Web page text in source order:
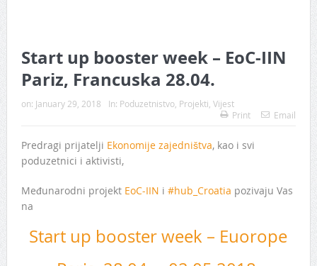
Start up booster week – EoC-IIN
Pariz, Francuska 28.04.
on: January 29, 2018 In: Poduzetnistvo, Projekti, Vijest
Print
Email
Predragi prijatelji Ekonomije zajedništva, kao i svi
poduzetnici i aktivisti,
Međunarodni projekt EoC-IIN i #hub_Croatia pozivaju Vas
na
Start up booster week – Euorope